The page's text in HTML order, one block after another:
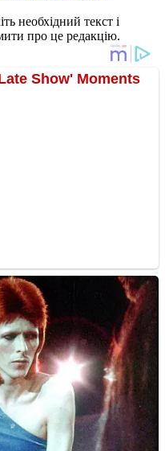
необхідний текст і
про це редакцію.